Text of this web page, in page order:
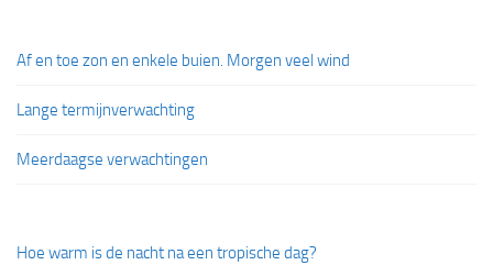
Af en toe zon en enkele buien. Morgen veel wind
Lange termijnverwachting
Meerdaagse verwachtingen
Hoe warm is de nacht na een tropische dag?